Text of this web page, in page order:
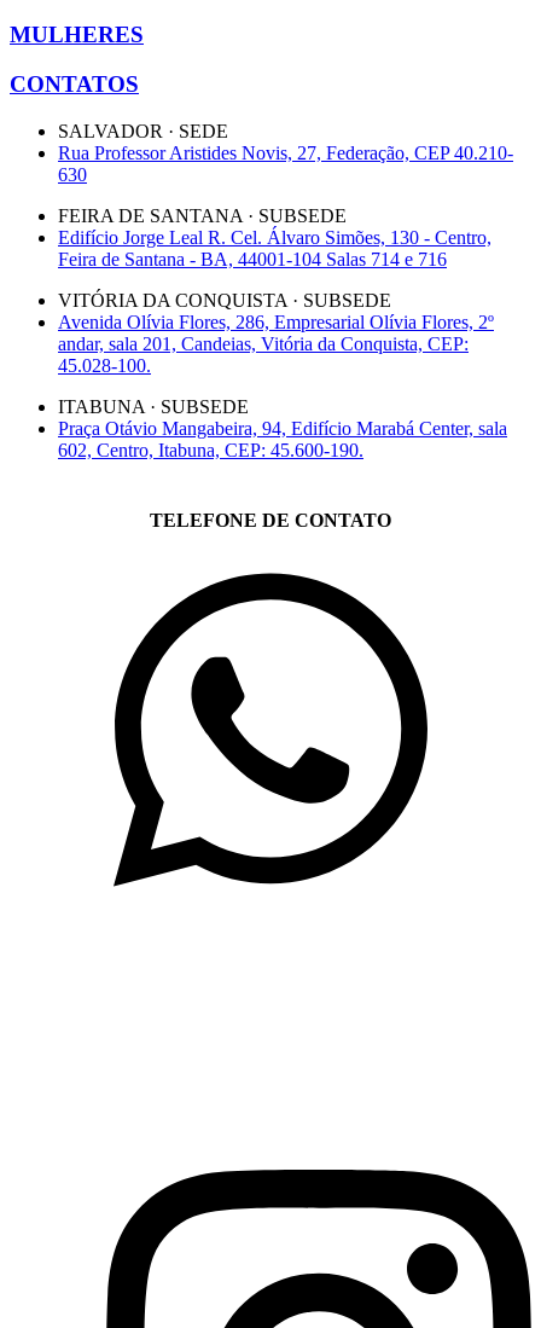
MULHERES
CONTATOS
SALVADOR · SEDE
Rua Professor Aristides Novis, 27, Federação, CEP 40.210-
630
FEIRA DE SANTANA · SUBSEDE
Edifício Jorge Leal R. Cel. Álvaro Simões, 130 - Centro,
Feira de Santana - BA, 44001-104 Salas 714 e 716
VITÓRIA DA CONQUISTA · SUBSEDE
Avenida Olívia Flores, 286, Empresarial Olívia Flores, 2º
andar, sala 201, Candeias, Vitória da Conquista, CEP:
45.028-100.
ITABUNA · SUBSEDE
Praça Otávio Mangabeira, 94, Edifício Marabá Center, sala
602, Centro, Itabuna, CEP: 45.600-190.
TELEFONE DE CONTATO